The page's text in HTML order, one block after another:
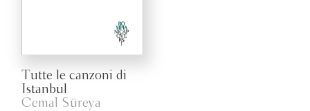
Tutte le canzoni di
Istanbul
Cemal Süreya